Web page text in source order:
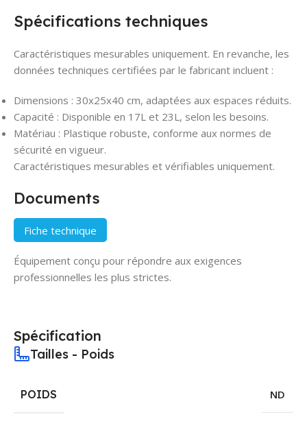
Spécifications techniques
Caractéristiques mesurables uniquement. En revanche, les
données techniques certifiées par le fabricant incluent :
Dimensions : 30x25x40 cm, adaptées aux espaces réduits.
Capacité : Disponible en 17L et 23L, selon les besoins.
Matériau : Plastique robuste, conforme aux normes de
sécurité en vigueur.
Caractéristiques mesurables et vérifiables uniquement.
Documents
Fiche technique
Équipement conçu pour répondre aux exigences
professionnelles les plus strictes.
Spécification
Tailles - Poids
POIDS ND